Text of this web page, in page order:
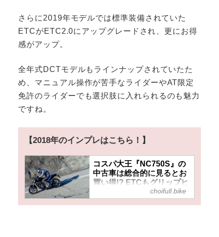
さらに2019年モデルでは標準装備されていた
ETCがETC2.0にアップグレードされ、更にお得
感がアップ。
全年式DCTモデルもラインナップされていたた
め、マニュアル操作が苦手なライダーやAT限定
免許のライダーでも選択肢に入れられるのも魅力
ですね。
【2018年のインプレはこちら！】
コスパ大王『NC750S』の
中古車は総合的に見るとお
買い得!? ETCもグリップヒ
ーターも標準装備！ 750cc
大型ネイキッドバイクなの
choifull.bike